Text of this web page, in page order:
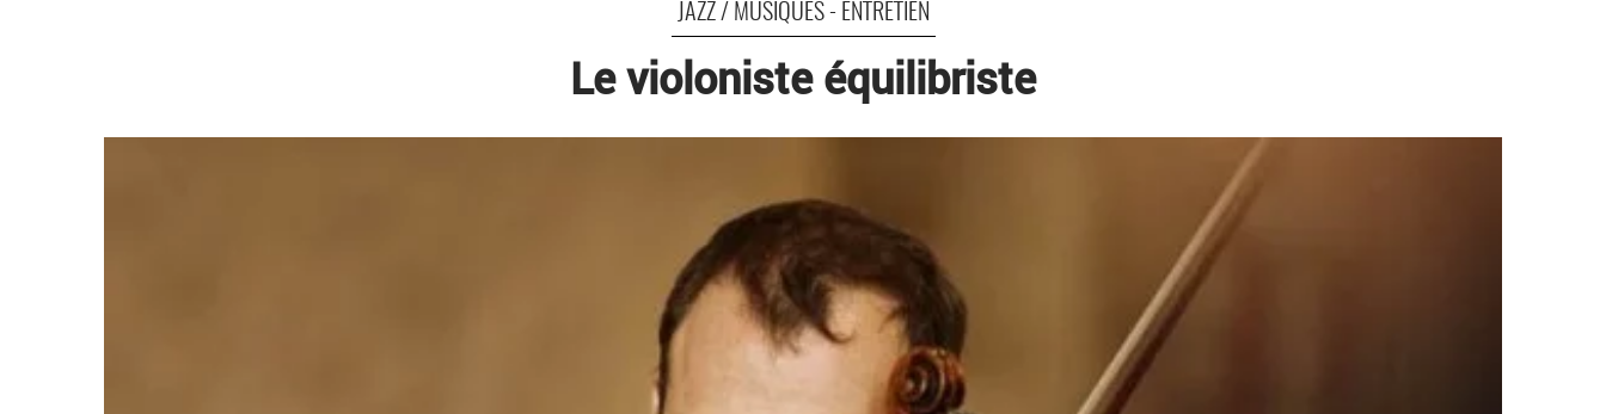
JAZZ / MUSIQUES - ENTRETIEN
Le violoniste équilibriste